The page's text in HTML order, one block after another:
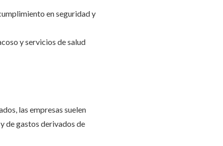
en seguridad y
y servicios de salud
las empresas suelen
de gastos derivados de